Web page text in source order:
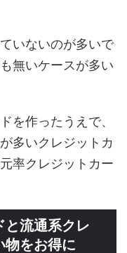
いないのが多いで
無いケースが多い
を作ったうえで、
多いクレジットカ
率クレジットカー
と流通系クレ
物をお得に